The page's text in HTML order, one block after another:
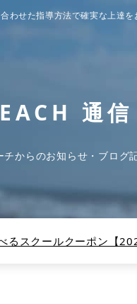
わせた指導方法で確実な上達
通信
からのお知らせ・ブログ
るスクールクーポン【